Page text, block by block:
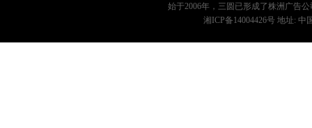
始于2006年，三圆已形成了株洲广告公
湘ICP备14004426号 地址: 中